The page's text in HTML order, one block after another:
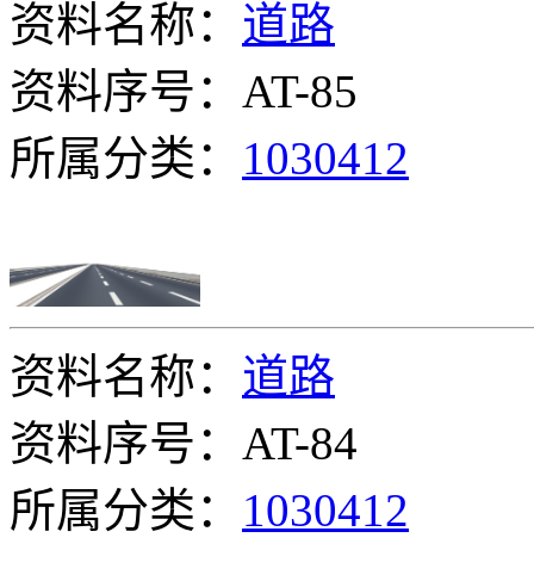
资料名称： 道路
资料序号：AT-85
所属分类： 1030412
资料名称： 道路
资料序号：AT-84
所属分类： 1030412